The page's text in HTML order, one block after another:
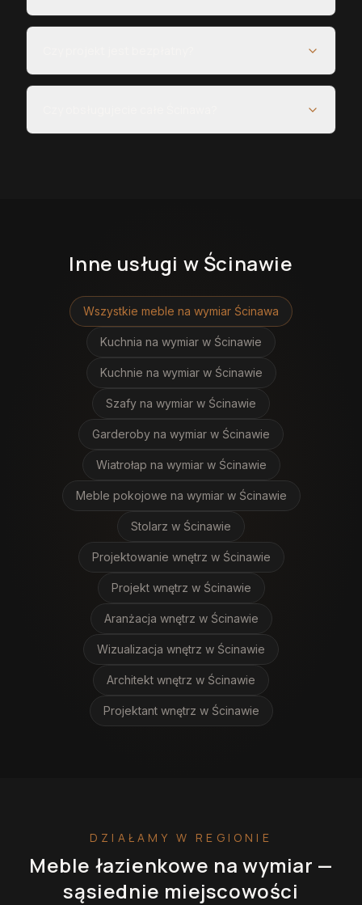
Inne usługi w Ścinawie
Wszystkie meble na wymiar Ścinawa
Kuchnia na wymiar w Ścinawie
Kuchnie na wymiar w Ścinawie
Szafy na wymiar w Ścinawie
Garderoby na wymiar w Ścinawie
Wiatrołap na wymiar w Ścinawie
Meble pokojowe na wymiar w Ścinawie
Stolarz w Ścinawie
Projektowanie wnętrz w Ścinawie
Projekt wnętrz w Ścinawie
Aranżacja wnętrz w Ścinawie
Wizualizacja wnętrz w Ścinawie
Architekt wnętrz w Ścinawie
Projektant wnętrz w Ścinawie
DZIAŁAMY W REGIONIE
Meble łazienkowe na wymiar —
sąsiednie miejscowości